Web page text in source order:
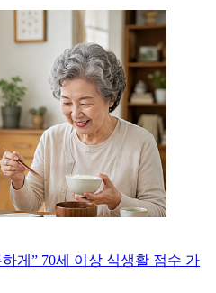
게” 70세 이상 식생활 점수 가